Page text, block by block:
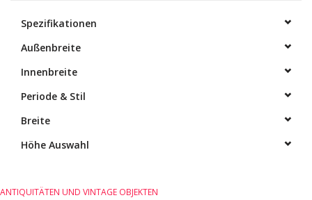
Dekorative Outdoor-
Elemente
und Marmor
Outlet
Spezifikationen
Außenbreite
Innenbreite
Periode & Stil
Breite
Höhe Auswahl
ANTIQUITÄTEN UND VINTAGE OBJEKTEN